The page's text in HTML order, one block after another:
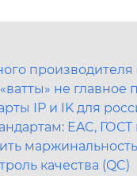
не главное
IP и IK для
EAC, ГОСТ
маржинальность
качества (QC)